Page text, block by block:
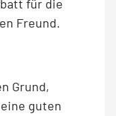
für die
Freund.
Grund,
guten